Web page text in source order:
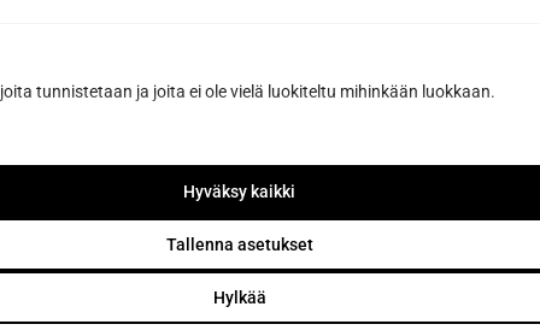
tunnistetaan ja joita ei ole vielä luokiteltu mihinkään luokkaan.
Hylkää
Tallenna asetukset
Hyväksy kaikki
Request a quote at
with the design tool